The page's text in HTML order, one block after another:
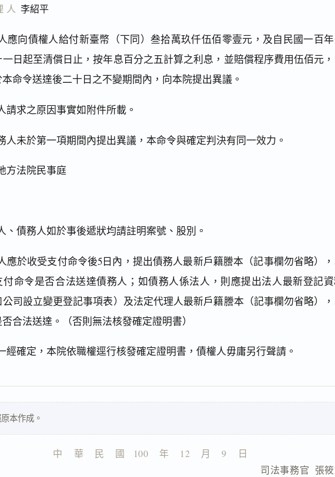
人 李紹平
應向債權人給付新臺幣（下同）叁拾萬玖仟伍佰零壹元，及自民國一百
一日起至清償日止，按年息百分之五計算之利息，並賠償程序費用伍佰元
命令送達後二十日之不變期間內，向本院提出異議。
請求之原因事實如附件所載。
人未於第一項期間內提出異議，本命令與確定判決有同一效力。
方法院民事庭
、債務人如於事後遞狀均請註明案號、股別。
應於收受支付命令後5日內，提出債務人最新戶籍謄本（記事欄勿省略）
付命令是否合法送達債務人；如債務人係法人，則應提出法人最新登記
公司設立變更登記事項表）及法定代理人最新戶籍謄本（記事欄勿省略）
合法送達。（否則無法核發確定證明書）
經確定，本院依職權逕行核發確定證明書，債權人毋庸另行聲請。
本作成。
中    華    民    國   100    年    12    月    9    日
司法事務官  張